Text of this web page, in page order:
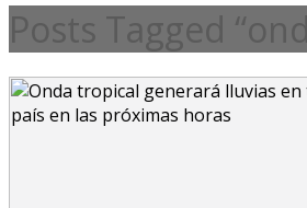
Posts Tagged